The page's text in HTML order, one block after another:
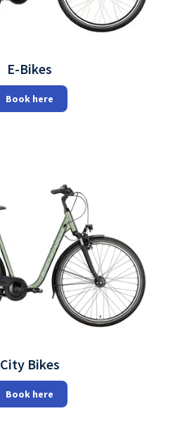
E-Bikes
Book here
City Bikes
Book here